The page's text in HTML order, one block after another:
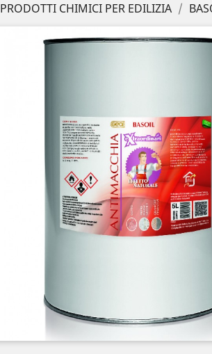
PRODOTTI CHIMICI PER EDILIZIA